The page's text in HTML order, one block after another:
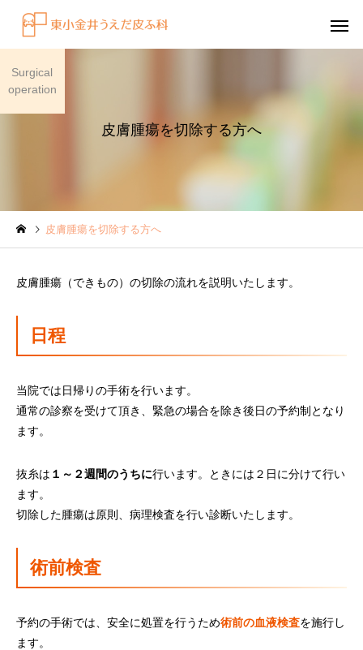
水虫（足白癬）を放置する
円形脱毛症になぜ「光
～エキシマライト（紫
皮膚腫瘍を切除する方へ
Surgical
operation
皮膚腫瘍を切除する方へ
皮膚腫瘍（できもの）の切除の流れを説明いたします。
日程
当院では日帰りの手術を行います。
通常の診察を受けて頂き、緊急の場合を除き後日の予約制と なり
ます。
抜糸は １～２週間のうちに行います。ときには２日に分けて行い
ます。
切除した腫瘍は原則、病理検査を行い診断いたします。
術前検査
予約の手術では、安全に処置を行うため術前の血液検査を施行し
ます。